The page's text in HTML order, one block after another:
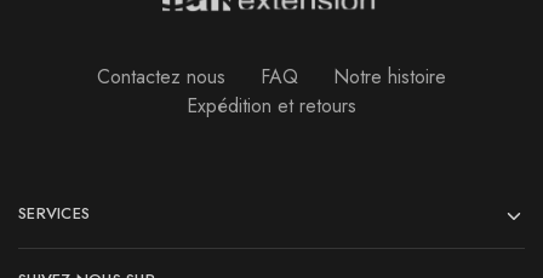
Contactez nous FAQ
Notre histoire
Expédition et retours
SERVICES